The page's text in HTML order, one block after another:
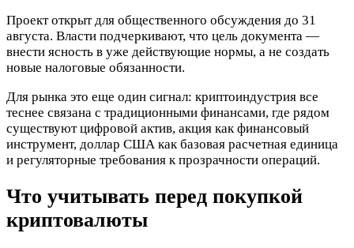
Проект открыт для общественного обсуждения до 31
августа. Власти подчеркивают, что цель документа —
внести ясность в уже действующие нормы, а не создать
новые налоговые обязанности.
Для рынка это еще один сигнал: криптоиндустрия все
теснее связана с традиционными финансами, где рядом
существуют цифровой актив, акция как финансовый
инструмент, доллар США как базовая расчетная единица
и регуляторные требования к прозрачности операций.
Что учитывать перед покупкой
криптовалюты